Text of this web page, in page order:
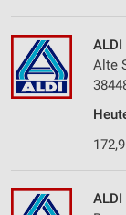
Alte
Verwendung
Geräte anhand
Informationen
Performance